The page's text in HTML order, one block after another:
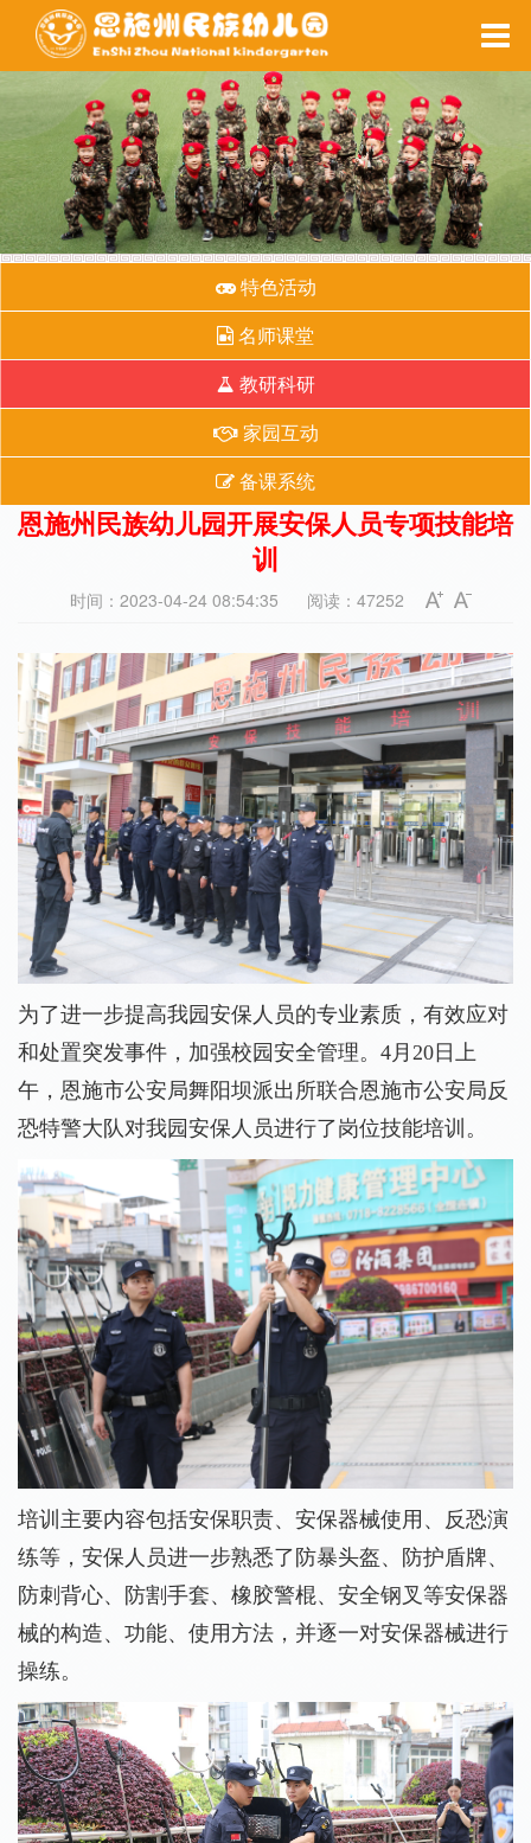
家园互动
备课系统
每周食谱
健康之窗
特色活动
名师课堂
教研科研
家园互动
备课系统
恩施州民族幼儿园开展安保人员专项技能培
训
时间：2023-04-24 08:54:35 阅读：47252
为了进一步提高我园安保人员的专业素质，有效应对
和处置突发事件，加强校园安全管理。4月20日上
午，恩施市公安局舞阳坝派出所联合恩施市公安局反
恐特警大队对我园安保人员进行了岗位技能培训。
培训主要内容包括安保职责、安保器械使用、反恐演
练等，安保人员进一步熟悉了防暴头盔、防护盾牌、
防刺背心、防割手套、橡胶警棍、安全钢叉等安保器
械的构造、功能、使用方法，并逐一对安保器械进行
操练。